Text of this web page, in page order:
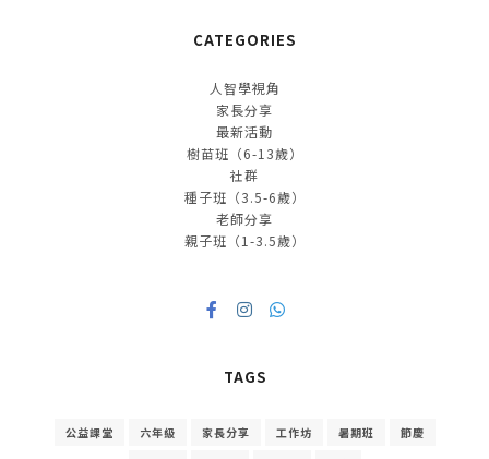
CATEGORIES
人智學視角
家長分享
最新活動
樹苗班（6-13歲）
社群
種子班（3.5-6歲）
老師分享
親子班（1-3.5歲）
TAGS
公益課堂 六年級 家長分享 工作坊 暑期班
節慶